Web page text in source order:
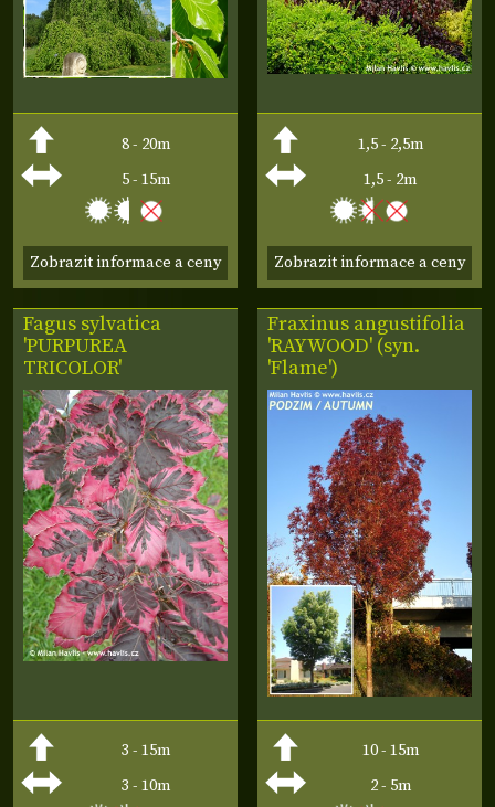
8 - 20m
5 - 15m
Zobrazit informace a ceny
1,5 - 2,5m
1,5 - 2m
Zobrazit informace a ceny
Fagus sylvatica
'PURPUREA
TRICOLOR'
3 - 15m
3 - 10m
Fraxinus angustifolia
'RAYWOOD' (syn.
'Flame')
10 - 15m
2 - 5m